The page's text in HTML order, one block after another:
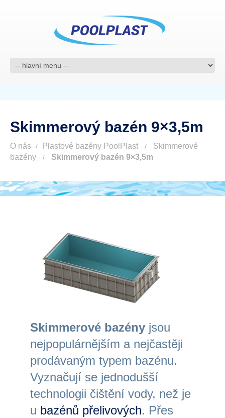
Skimmerový bazén 9×3,5m
O nás Plastové bazény PoolPlast
Skimmerové
bazény
Skimmerový bazén 9×3,5m
Skimmerové bazény jsou
nejpopulárnějším a nejčastěji
prodávaným typem bazénu.
Vyznačují se jednodušší
technologii čištění vody, než je
u bazénů přelivových. Přes